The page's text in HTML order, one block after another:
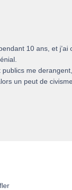
10 ans, et
me
un peut de